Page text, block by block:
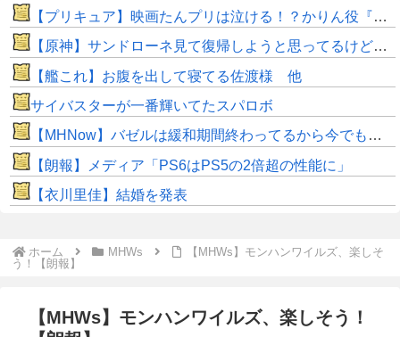
【プリキュア】映画たんプリは泣ける！？かりん役『鬼頭明里さん』アラン役『島﨑信長さん』レイン役『内山昂輝さん』だと判明！！
【原神】サンドローネ見て復帰しようと思ってるけどガチャ終わってるんだな。
【艦これ】お腹を出して寝てる佐渡様 他
サイバスターが一番輝いてたスパロボ
【MHNow】バゼルは緩和期間終わってるから今でもとんでもない数必要なんじゃない？
【朗報】メディア「PS6はPS5の2倍超の性能に」
【衣川里佳】結婚を発表
ホーム MHWs
【MHWs】モンハンワイルズ、楽しそ
う！【朗報】
【MHWs】モンハンワイルズ、楽しそう！